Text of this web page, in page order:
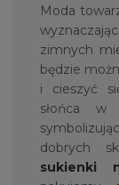
Moda
zimnych
będzie
i cieszyć
słońca w
dobrych
sukienki